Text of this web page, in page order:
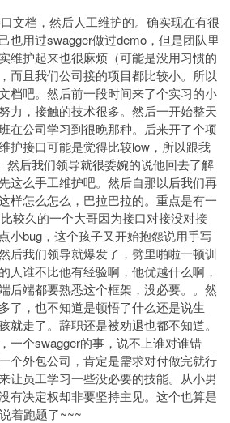
文档，然后人工维护的。确实现在有很
也用过swagger做过demo，但是团队里
维护起来也很麻烦（可能是没用习惯的
而且我们公司接的项目都比较小。所以
档吧。然后前一段时间来了个实习的小
力，接触的技术很多。然后一开始整天
在公司学习到很晚那种。后来开了个项
护接口可能是觉得比较low，所以跟我
然后我们领导就很委婉的说他回去了解
这么手工维护吧。然后自那以后我们再
样怎么怎么，巴拉巴拉的。重点是有一
较久的一个大哥因为接口对接没对接
小bug，这个孩子又开始抱怨说用手写
后我们领导就爆发了，劈里啪啦一顿训
人谁不比他有经验啊，他优越什么啊，
后端都要熟悉这个框架，没必要。。然
了，也不知道是顿悟了什么还是说生
就走了。辞职还是被劝退也都不知道。
一个swagger的事，说不上谁对谁错
个外包公司，肯定是需求对付做完就行
让员工学习一些没必要的技能。从小男
有决定权却非要坚持主见。这个也算是
着跑题了~~~